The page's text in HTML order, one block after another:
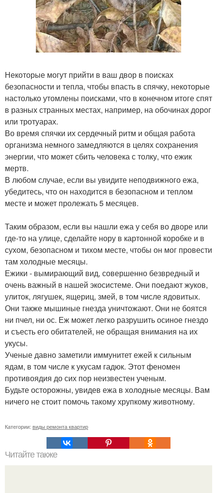
Некоторые могут прийти в ваш двор в поисках
безопасности и тепла, чтобы впасть в спячку, некоторые
настолько утомлены поисками, что в конечном итоге спят
в разных странных местах, например, на обочинах дорог
или тротуарах.
Во время спячки их сердечный ритм и общая работа
организма немного замедляются в целях сохранения
энергии, что может сбить человека с толку, что ежик
мертв.
В любом случае, если вы увидите неподвижного ежа,
убедитесь, что он находится в безопасном и теплом
месте и может пролежать 5 месяцев.
Таким образом, если вы нашли ежа у себя во дворе или
где-то на улице, сделайте нору в картонной коробке и в
сухом, безопасном и тихом месте, чтобы он мог провести
там холодные месяцы.
Ежики - вымирающий вид, совершенно безвредный и
очень важный в нашей экосистеме. Они поедают жуков,
улиток, лягушек, ящериц, змей, в том числе ядовитых.
Они также мышиные гнезда уничтожают. Они не боятся
ни пчел, ни ос. Еж может легко разрушить осиное гнездо
и съесть его обитателей, не обращая внимания на их
укусы.
Ученые давно заметили иммунитет ежей к сильным
ядам, в том числе к укусам гадюк. Этот феномен
противоядия до сих пор неизвестен ученым.
Будьте осторожны, увидев ежа в холодные месяцы. Вам
ничего не стоит помочь такому хрупкому животному.
Категории: виды ремонта квартир
Читайте также